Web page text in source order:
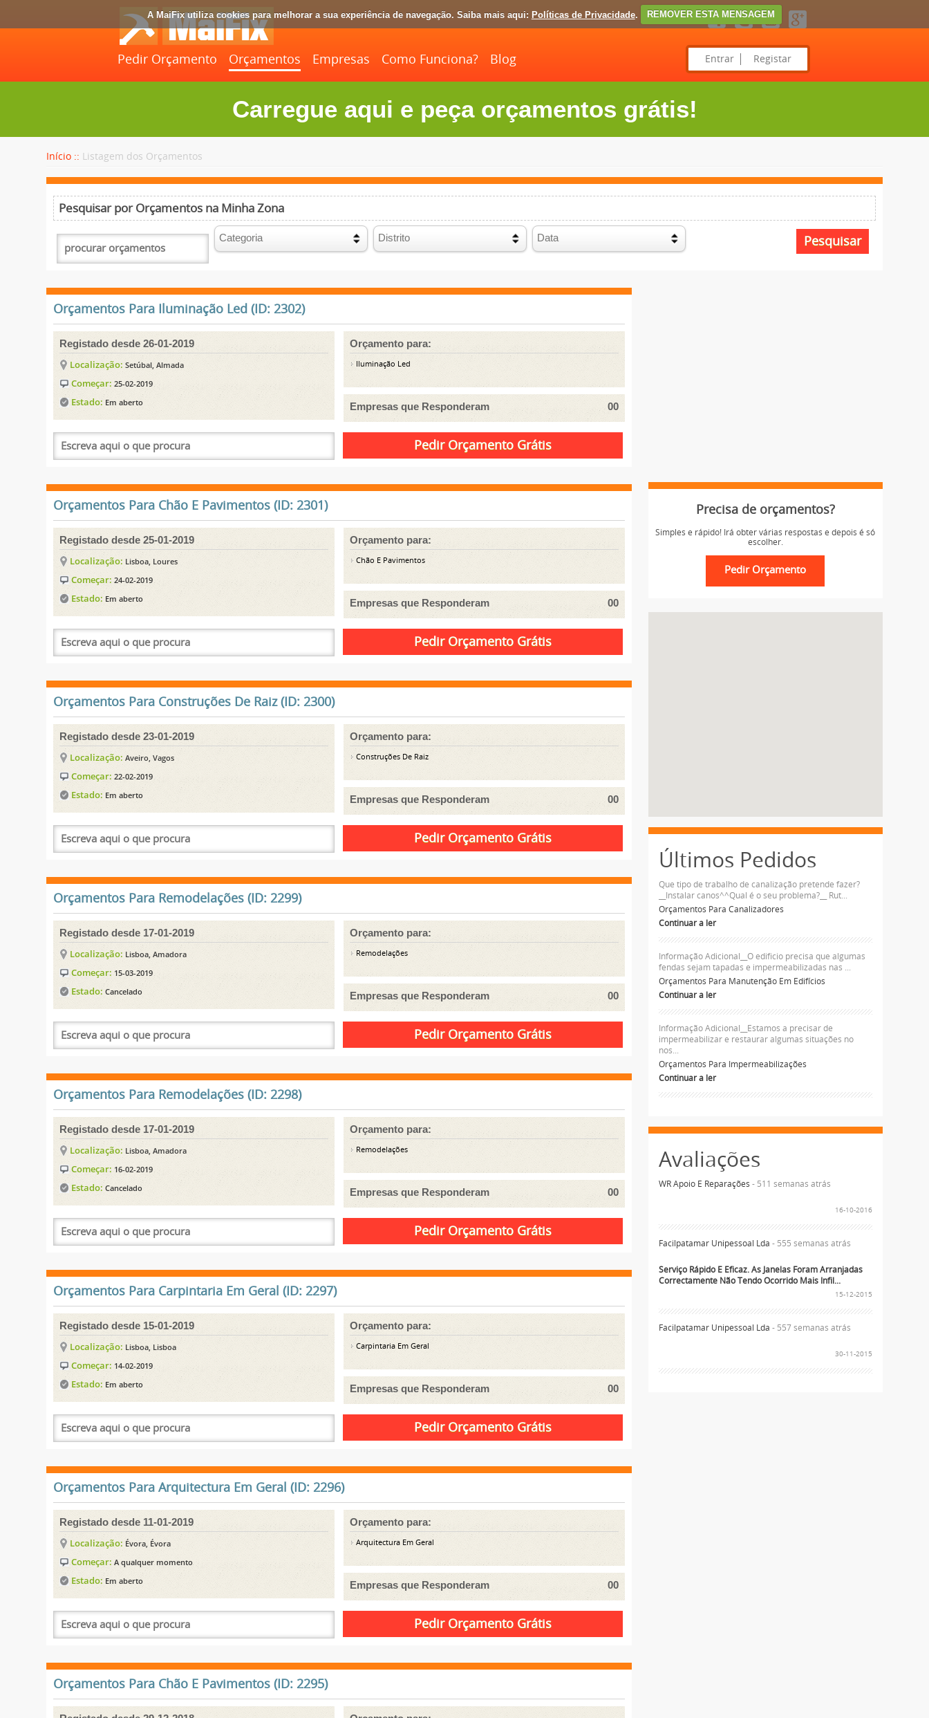
A MaiFix utiliza cookies para melhorar a sua experiência de navegação. Saiba mais aqui: Políticas de Privacidade. REMOVER ESTA MENSAGEM
Pedir Orçamento Orçamentos Empresas Como Funciona? Blog Entrar Registar
Carregue aqui e peça orçamentos grátis!
Início :: Listagem dos Orçamentos
Pesquisar por Orçamentos na Minha Zona
Orçamentos Para Iluminação Led (ID: 2302)
Registado desde 26-01-2019
Localização:Setúbal, Almada
Começar:25-02-2019
Estado: Em aberto
Orçamento para:
Iluminação Led
Empresas que Responderam 00
Orçamentos Para Chão E Pavimentos (ID: 2301)
Registado desde 25-01-2019
Localização: Lisboa, Loures
Começar:24-02-2019
Estado: Em aberto
Orçamento para:
Chão E Pavimentos
Empresas que Responderam 00
Orçamentos Para Construções De Raiz (ID: 2300)
Registado desde 23-01-2019
Localização:Aveiro, Vagos
Começar:22-02-2019
Estado: Em aberto
Orçamento para:
Construções De Raiz
Empresas que Responderam 00
Orçamentos Para Remodelações (ID: 2299)
Registado desde 17-01-2019
Localização: Lisboa, Amadora
Começar: 15-03-2019
Estado:Cancelado
Orçamento para:
Remodelações
Empresas que Responderam 00
Orçamentos Para Remodelações (ID: 2298)
Registado desde 17-01-2019
Localização: Lisboa, Amadora
Começar: 16-02-2019
Estado:Cancelado
Orçamento para:
Remodelações
Empresas que Responderam 00
Orçamentos Para Carpintaria Em Geral (ID: 2297)
Registado desde 15-01-2019
Localização: Lisboa, Lisboa
Começar: 14-02-2019
Estado: Em aberto
Orçamento para:
Carpintaria Em Geral
Empresas que Responderam 00
Orçamentos Para Arquitectura Em Geral (ID: 2296)
Registado desde 11-01-2019
Localização: Évora, Évora
Começar:A qualquer momento
Estado: Em aberto
Orçamento para:
Arquitectura Em Geral
Empresas que Responderam 00
Orçamentos Para Chão E Pavimentos (ID: 2295)
Precisa de orçamentos?
Simples e rápido! Irá obter várias respostas e depois é só
escolher.
Últimos Pedidos
Que tipo de trabalho de canalização pretende fazer?
__Instalar canos^^Qual é o seu problema?__ Rut...
Orçamentos Para Canalizadores
Continuar a ler
Informação Adicional__O edificio precisa que algumas
fendas sejam tapadas e impermeabilizadas nas ...
Orçamentos Para Manutenção Em Edifícios
Continuar a ler
Informação Adicional__Estamos a precisar de
impermeabilizar e restaurar algumas situações no
nos...
Orçamentos Para Impermeabilizações
Continuar a ler
Avaliações
WR Apoio E Reparações - 511 semanas atrás
16-10-2016
Facilpatamar Unipessoal Lda - 555 semanas atrás
Serviço Rápido E Eficaz. As Janelas Foram Arranjadas
Correctamente Não Tendo Ocorrido Mais Infil...
15-12-2015
Facilpatamar Unipessoal Lda - 557 semanas atrás
30-11-2015